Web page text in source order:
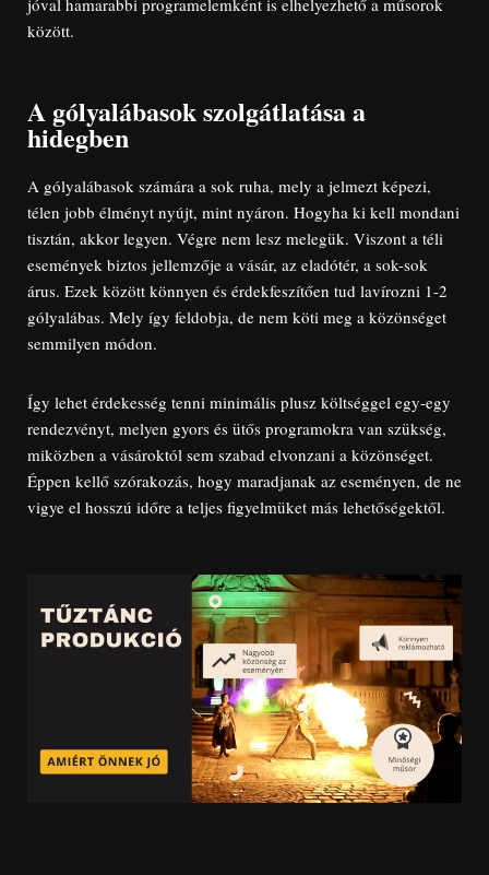
jóval hamarabbi programelemként is elhelyezhető a műsorok
között.
A gólyalábasok szolgátlatása a
hidegben
A gólyalábasok számára a sok ruha, mely a jelmezt képezi,
télen jobb élményt nyújt, mint nyáron. Hogyha ki kell mondani
tisztán, akkor legyen. Végre nem lesz melegük. Viszont a téli
események biztos jellemzője a vásár, az eladótér, a sok-sok
árus. Ezek között könnyen és érdekfeszítően tud lavírozni 1-2
gólyalábas. Mely így feldobja, de nem köti meg a közönséget
semmilyen módon.
Így lehet érdekesség tenni minimális plusz költséggel egy-egy
rendezvényt, melyen gyors és ütős programokra van szükség,
miközben a vásároktól sem szabad elvonzani a közönséget.
Éppen kellő szórakozás, hogy maradjanak az eseményen, de ne
vigye el hosszú időre a teljes figyelmüket más lehetőségektől.